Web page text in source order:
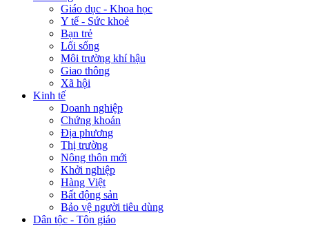
Giáo dục - Khoa học
Y tế - Sức khoẻ
Bạn trẻ
Lối sống
Môi trường khí hậu
Giao thông
Xã hội
Kinh tế
Doanh nghiệp
Chứng khoán
Địa phương
Thị trường
Nông thôn mới
Khởi nghiệp
Hàng Việt
Bất động sản
Bảo vệ người tiêu dùng
Dân tộc - Tôn giáo